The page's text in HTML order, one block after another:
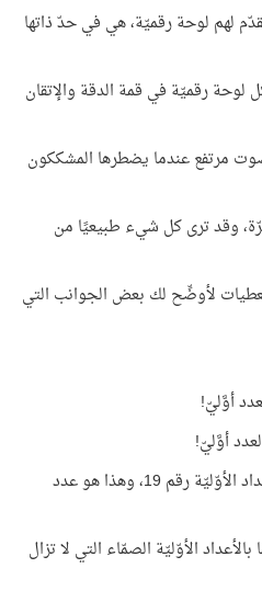
لهم لوحة رقميّة، هي في حدّ ذاتها
رقميّة في قمة الدقة والإتقان
مرتفع عندما يضطرها المشككون
وقد ترى كل شيء طبيعيًا من
لأوضِّح لك بعض الجوانب التي
67 عدد أوّليّ ترتيبه في قائمة الأعداد الأوّليّة رقم 19، وهذا هو عدد
الأوّليّة الصمّاء التي لا تزال